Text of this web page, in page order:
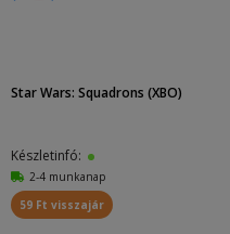
Star Wars: Squadrons (XBO)
Készletinfó:
2-4 munkanap
59 Ft visszajár